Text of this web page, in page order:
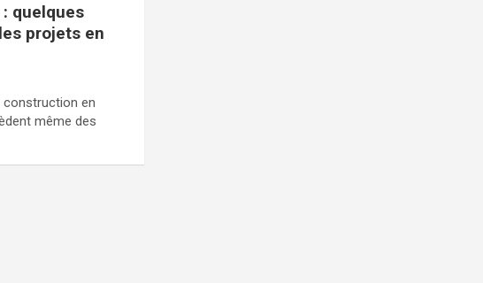
quelques
projets en
construction en
même des